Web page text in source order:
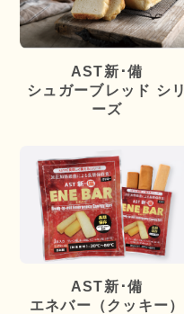
AST新･備
シュガーブレッド シリ
ーズ
AST新･備
エネバー（クッキー）